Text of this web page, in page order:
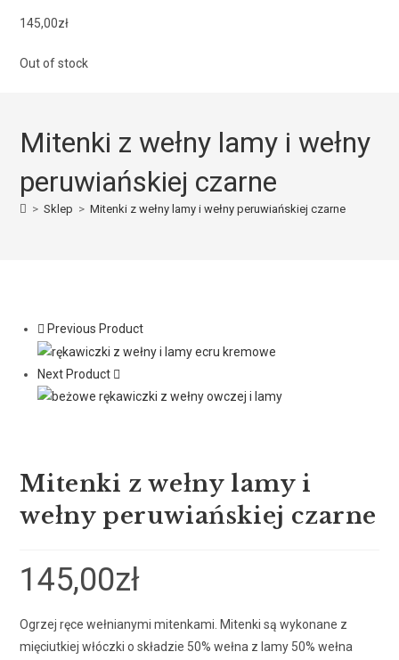
145,00zł
Out of stock
Mitenki z wełny lamy i wełny
peruwiańskiej czarne
> Sklep > Mitenki z wełny lamy i wełny peruwiańskiej czarne
Previous Product
Next Product
Mitenki z wełny lamy i
wełny peruwiańskiej czarne
145,00zł
Ogrzej ręce wełnianymi mitenkami. Mitenki są wykonane z
mięciutkiej włóczki o składzie 50% wełna z lamy 50% wełna